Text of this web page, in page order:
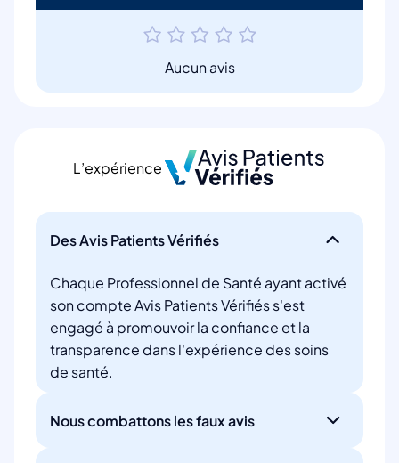
Aucun avis
L’expérience
Des Avis Patients Vérifiés
Chaque Professionnel de Santé ayant activé
son compte Avis Patients Vérifiés s'est
engagé à promouvoir la confiance et la
transparence dans l'expérience des soins
de santé.
Nous combattons les faux avis